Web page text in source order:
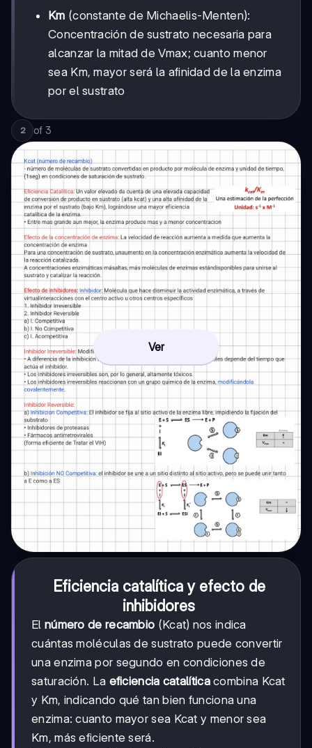
Km (constante de Michaelis-Menten):
Concentración de sustrato necesaria para
alcanzar la mitad de Vmax; cuanto menor
sea Km, mayor será la afinidad de la enzima
por el sustrato
2 of 3
Ver
Eficiencia catalítica y efecto de
inhibidores
El número de recambio (Kcat) nos indica
cuántas moléculas de sustrato puede convertir
una enzima por segundo en condiciones de
saturación. La eficiencia catalíticacombina Kcat
y Km, indicando qué tan bien funciona una
enzima: cuanto mayor sea Kcat y menor sea
Km, más eficiente será.